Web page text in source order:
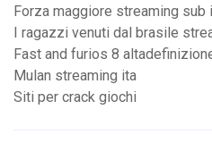
Forza maggiore streaming sub
I ragazzi venuti dal brasile
Fast and furios 8
Mulan streaming ita
Siti per crack giochi